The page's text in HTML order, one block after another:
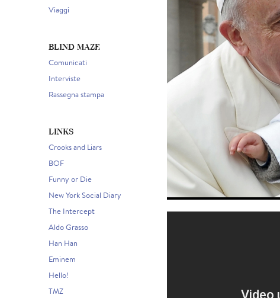
Viaggi
BLIND MAZE
Comunicati
Interviste
Rassegna stampa
LINKS
Crooks and Liars
BOF
Funny or Die
New York Social Diary
The Intercept
Aldo Grasso
Han Han
Eminem
Hello!
TMZ